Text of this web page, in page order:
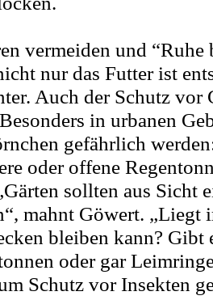
vermeiden und “Ruhe
nur das Futter ist
Auch der Schutz vor
in urbanen
gefährlich
oder offene
sollten aus Sicht
mahnt Göwert. „Liegt
bleiben kann? Gibt
oder gar
Schutz vor Insekten